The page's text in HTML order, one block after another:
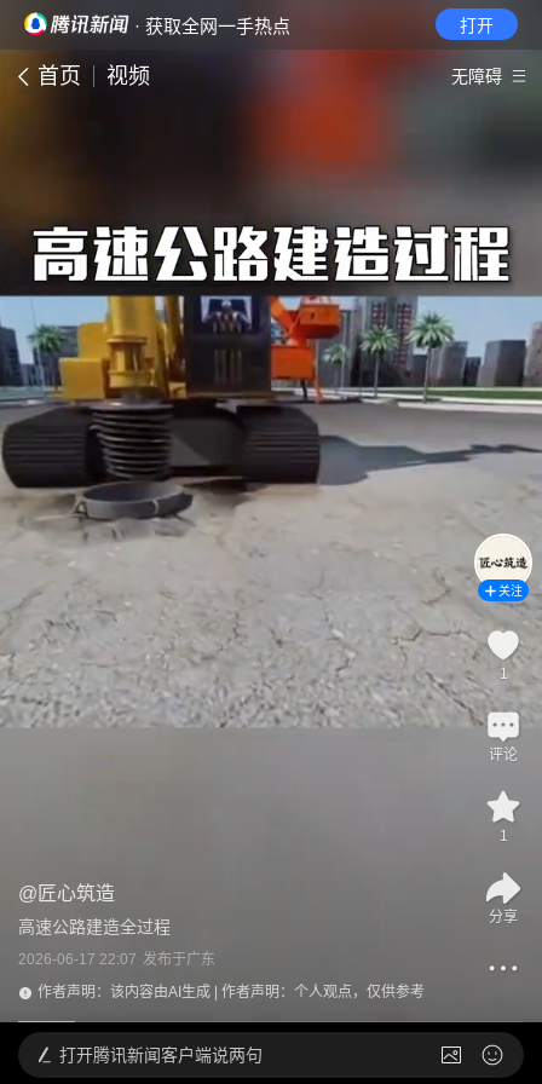
· 获取全网一手热点 打开
首页 视频 无障碍
@ 匠心筑造
高速公路建造全过程
2026-06-17 22:07 发布于广东
作者声明：该内容由AI生成 | 作者声明：个人观点，仅供参考
关注
1
评论
1
分享
打开腾讯新闻客户端说两句